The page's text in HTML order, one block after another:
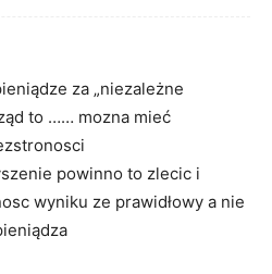
za „niezależne
to …… mozna mieć
powinno to zlecic i
wyniku ze prawidłowy a nie